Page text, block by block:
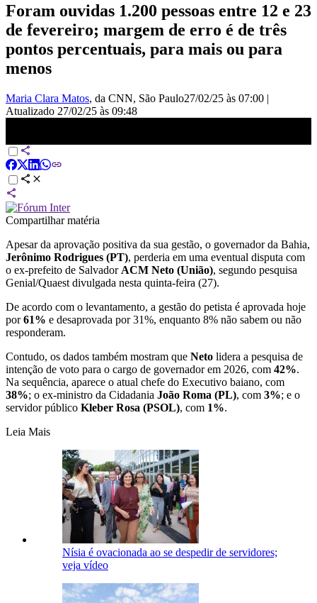
Foram ouvidas 1.200 pessoas entre 12 e 23
de fevereiro; margem de erro é de três
pontos percentuais, para mais ou para
menos
Maria Clara Matos, da CNN, São Paulo27/02/25 às 07:00 |
Atualizado 27/02/25 às 09:48
Compartilhar matéria
Apesar da aprovação positiva da sua gestão, o governador da Bahia,
Jerônimo Rodrigues (PT), perderia em uma eventual disputa com
o ex-prefeito de Salvador ACM Neto (União), segundo pesquisa
Genial/Quaest divulgada nesta quinta-feira (27).
De acordo com o levantamento, a gestão do petista é aprovada hoje
por61% e desaprovada por 31%, enquanto 8% não sabem ou não
responderam.
Contudo, os dados também mostram que Neto lidera a pesquisa de
intenção de voto para o cargo de governador em 2026, com 42%.
Na sequência, aparece o atual chefe do Executivo baiano, com
38%; o ex-ministro da Cidadania João Roma (PL), com 3%; e o
servidor público Kleber Rosa (PSOL), com 1%.
Leia Mais
Nísia é ovacionada ao se despedir de servidores;
veja vídeo